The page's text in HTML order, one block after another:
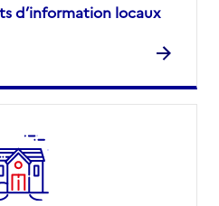
d’information locaux